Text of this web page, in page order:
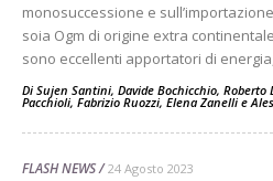
monosuccessione e
soia Ogm di origine extra
sono eccellenti apportatori di
Di Sujen Santini, Davide Bochicchio, Roberto
Pacchioli, Fabrizio Ruozzi, Elena Zanelli e
FLASH NEWS 24 Agosto 2023